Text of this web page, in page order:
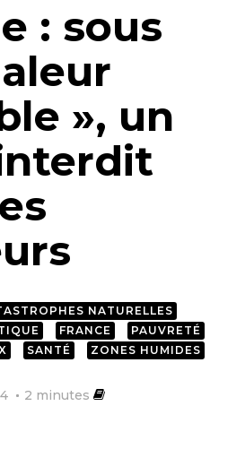
: sous
», un
NATURELLES
FRANCE
PAUVRETÉ
SANTÉ ZONES HUMIDES
2 minutes
SUR FACEBOOK
SUR LINKEDIN